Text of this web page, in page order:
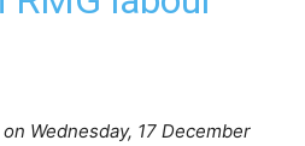
on Wednesday, 17 December